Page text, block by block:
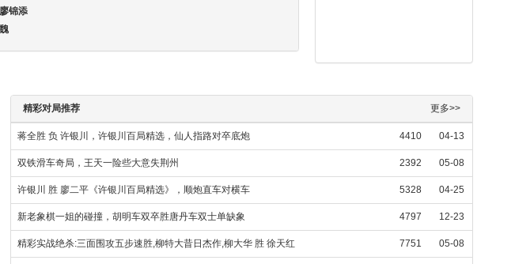
锦添
精彩对局推荐 更多>>
蒋全胜 负 许银川，许银川百局精选，仙人指路对卒底炮 4410 04-13
双铁滑车奇局，王天一险些大意失荆州 2392 05-08
许银川 胜 廖二平《许银川百局精选》，顺炮直车对横车 5328 04-25
新老象棋一姐的碰撞，胡明车双卒胜唐丹车双士单缺象 4797 12-23
精彩实战绝杀:三面围攻五步速胜,柳特大昔日杰作,柳大华 胜 徐天红 7751 05-08